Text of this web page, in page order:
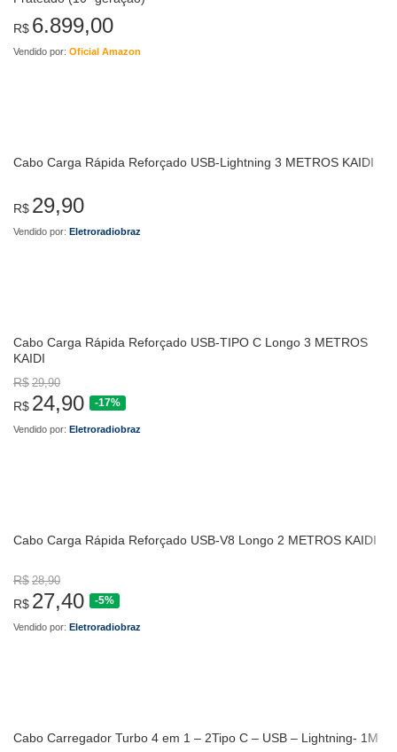
R$ 6.899,00
Vendido por: Oficial Amazon
Cabo Carga Rápida Reforçado USB-Lightning 3 METROS KAIDI
R$ 29,90
Vendido por: Eletroradiobraz
Cabo Carga Rápida Reforçado USB-TIPO C Longo 3 METROS
KAIDI
R$ 29,90
R$ 24,90 -17%
Vendido por: Eletroradiobraz
Cabo Carga Rápida Reforçado USB-V8 Longo 2 METROS KAIDI
R$ 28,90
R$ 27,40 -5%
Vendido por: Eletroradiobraz
Cabo Carregador Turbo 4 em 1 – 2Tipo C – USB – Lightning- 1M